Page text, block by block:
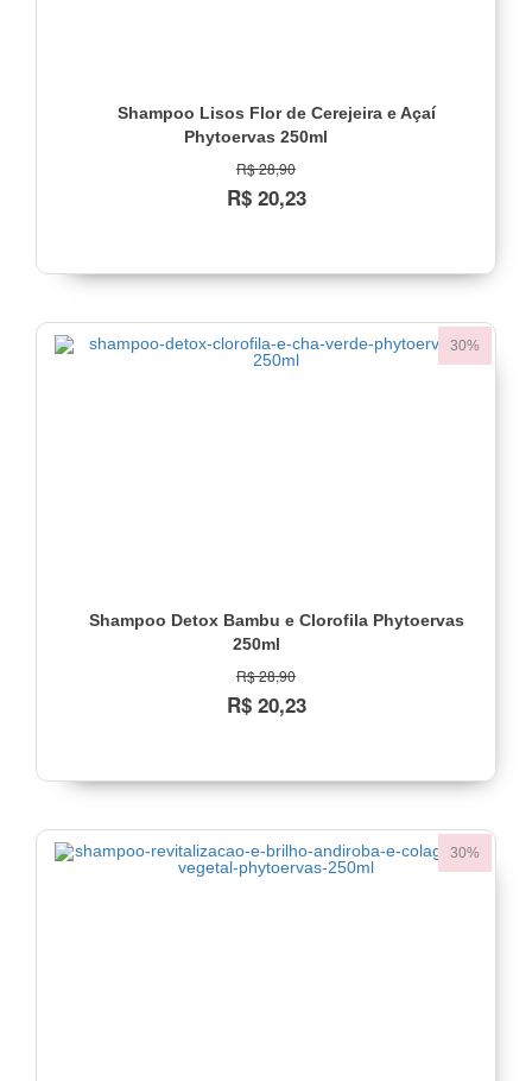
Shampoo Lisos Flor de Cerejeira e Açaí
Phytoervas 250ml
R$ 28,90
R$ 20,23
30%
Shampoo Detox Bambu e Clorofila Phytoervas
250ml
R$ 28,90
R$ 20,23
30%